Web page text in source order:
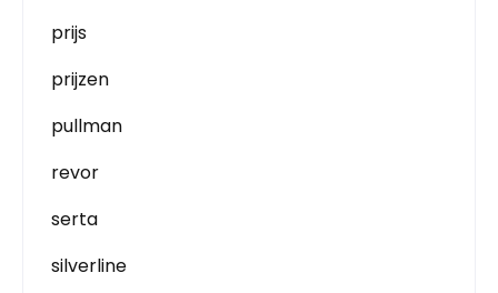
prijs
prijzen
pullman
revor
serta
silverline